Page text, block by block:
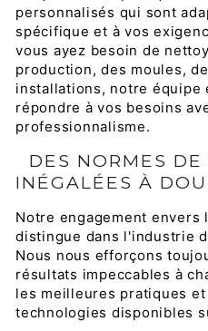
personnalisés qui sont
spécifique et à vos
vous ayez besoin de
production, des moules,
installations, notre équipe
répondre à vos besoins
professionnalisme.
DES NORMES
INÉGALÉES À
Notre engagement envers
distingue dans l'industrie
Nous nous efforçons
résultats impeccables à
les meilleures pratiques
technologies disponibles